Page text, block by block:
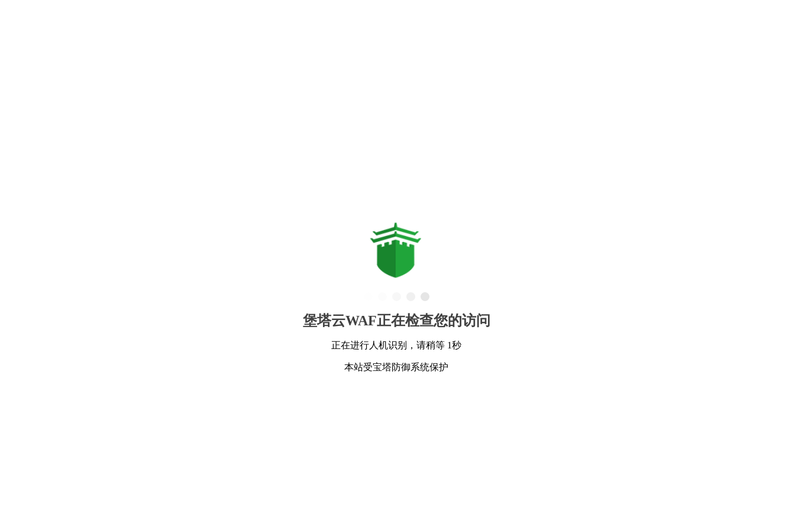
堡塔云WAF正在检查您的访问
正在进行人机识别，请稍等 1秒
本站受宝塔防御系统保护